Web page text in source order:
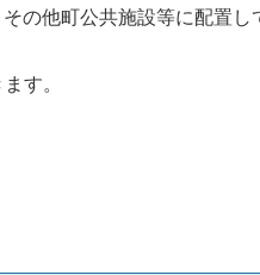
の他町公共施設等に配置し
ます。